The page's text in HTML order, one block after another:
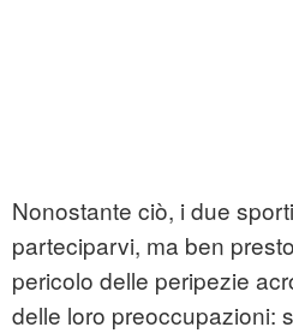
Nonostante ciò, i due
parteciparvi, ma ben
pericolo delle peripezie
delle loro preoccupazioni: